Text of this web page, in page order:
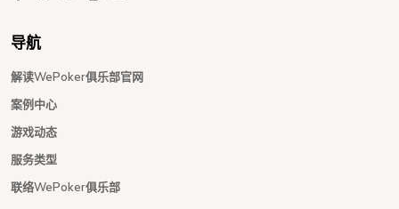
导航
解读WePoker俱乐部官网
案例中心
游戏动态
服务类型
联络WePoker俱乐部